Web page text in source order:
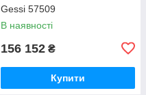
Gessi 57509
В наявності
156 152 ₴
Купити